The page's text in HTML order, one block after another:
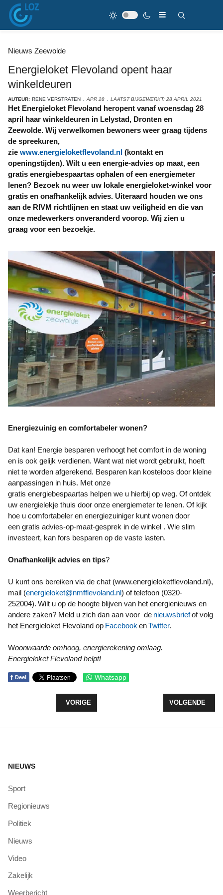
Nieuws Zeewolde
Energieloket Flevoland opent haar
winkeldeuren
AUTEUR: RENE VERSTRATEN APR 28 LAATST BIJGEWERKT: 28 APRIL 2021
Het Energieloket Flevoland heropent vanaf woensdag 28
april haar winkeldeuren in Lelystad, Dronten en
Zeewolde. Wij verwelkomen bewoners weer graag tijdens
de spreekuren,
zie www.energieloketflevoland.nl (kontakt en
openingstijden). Wilt u een energie-advies op maat, een
gratis energiebespaartas ophalen of een energiemeter
lenen? Bezoek nu weer uw lokale energieloket-winkel voor
gratis en onafhankelijk advies. Uiteraard houden we ons
aan de RIVM richtlijnen en staat uw veiligheid en die van
onze medewerkers onveranderd voorop. Wij zien u
graag voor een bezoekje.
Energiezuinig en comfortabeler wonen?
Dat kan! Energie besparen verhoogt het comfort in de woning
en is ook gelijk verdienen. Want wat niet wordt gebruikt, hoeft
niet te worden afgerekend. Besparen kan kosteloos door kleine
aanpassingen in huis. Met onze
gratis energiebespaartas helpen we u hierbij op weg. Of ontdek
uw energielekje thuis door onze energiemeter te lenen. Of kijk
hoe u comfortabeler en energiezuiniger kunt wonen door
een gratis advies-op-maat-gesprek in de winkel . Wie slim
investeert, kan fors besparen op de vaste lasten.
Onafhankelijk advies en tips?
U kunt ons bereiken via de chat (www.energieloketflevoland.nl),
mail (energieloket@nmfflevoland.nl) of telefoon (0320-
252004). Wilt u op de hoogte blijven van het energienieuws en
andere zaken? Meld u zich dan aan voor de nieuwsbriefof volg
het Energieloket Flevoland op Facebook enTwitter.
Woonwaarde omhoog, energierekening omlaag.
Energieloket Flevoland helpt!
f Deel Whatsapp
VORIG ARTIKEL: UITSLAG AMYS DANS
VORIGE VOLGENDE
VOLGENDE
NIEUWS
Sport
Regionieuws
Politiek
Nieuws
Video
Zakelijk
Weerbericht